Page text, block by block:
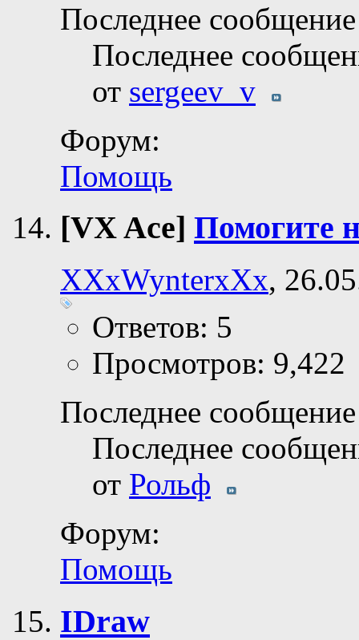
Последнее
Последнее
от sergeev_v
Форум:
Помощь
[VX Ace] Помогите
XXxWynterxXx,
Ответов: 5
Просмотров: 9,422
Последнее
Последнее
от Рольф
Форум:
Помощь
IDraw